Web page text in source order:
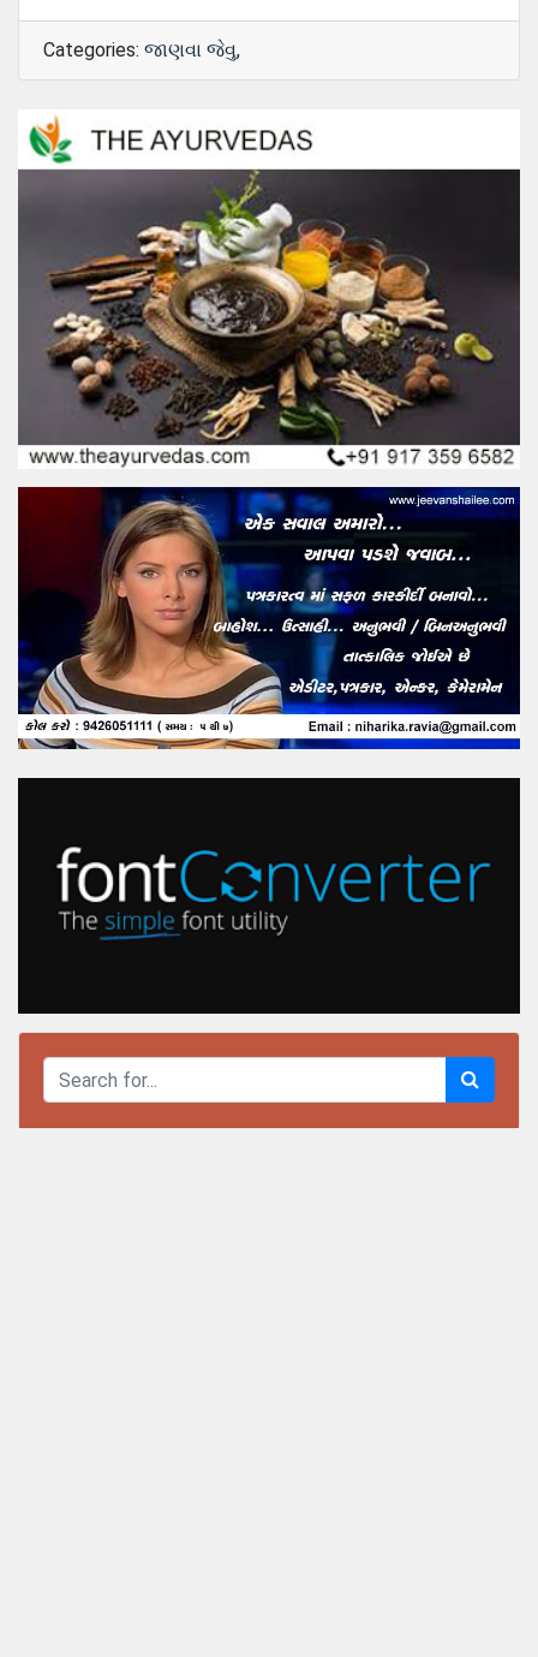
Categories: જાણવા જેવુ,